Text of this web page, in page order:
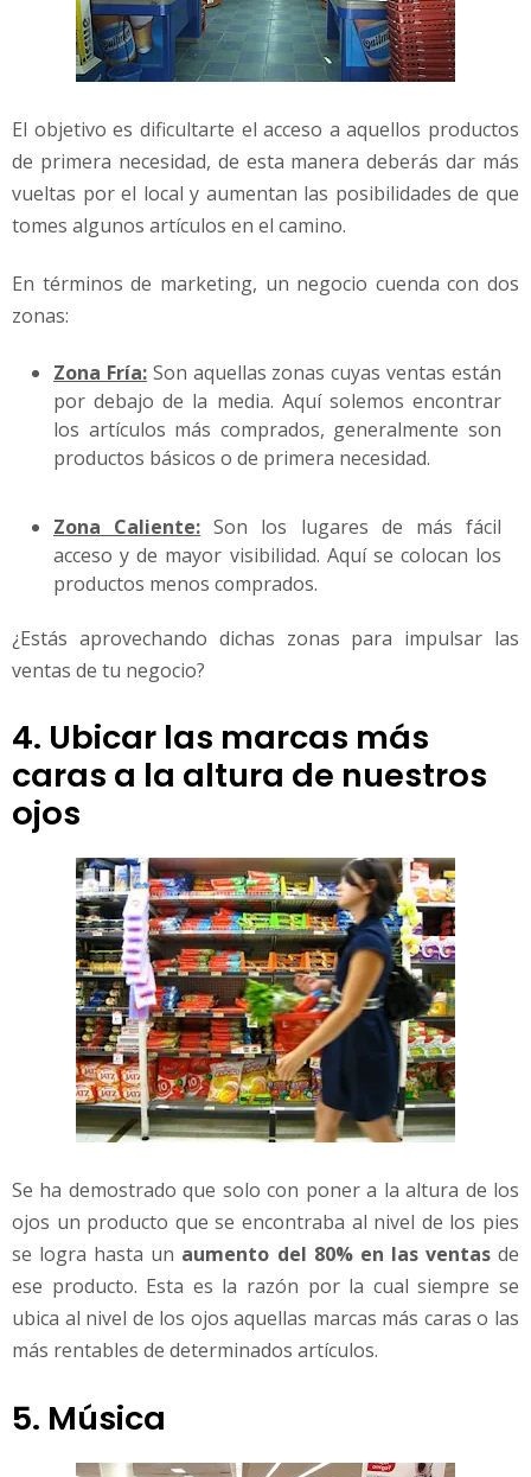
El objetivo es dificultarte el acceso a aquellos productos
de primera necesidad, de esta manera deberás dar más
vueltas por el local y aumentan las posibilidades de que
tomes algunos artículos en el camino.
En términos de marketing, un negocio cuenda con dos
zonas:
Zona Fría:Son aquellas zonas cuyas ventas están
por debajo de la media. Aquí solemos encontrar
los artículos más comprados, generalmente son
productos básicos o de primera necesidad.
Zona Caliente: Son los lugares de más fácil
acceso y de mayor visibilidad. Aquí se colocan los
productos menos comprados.
¿Estás aprovechando dichas zonas para impulsar las
ventas de tu negocio?
4. Ubicar las marcas más
caras a la altura de nuestros
ojos
Se ha demostrado que solo con poner a la altura de los
ojos un producto que se encontraba al nivel de los pies
se logra hasta un aumento del 80% en las ventasde
ese producto. Esta es la razón por la cual siempre se
ubica al nivel de los ojos aquellas marcas más caras o las
más rentables de determinados artículos.
5. Música